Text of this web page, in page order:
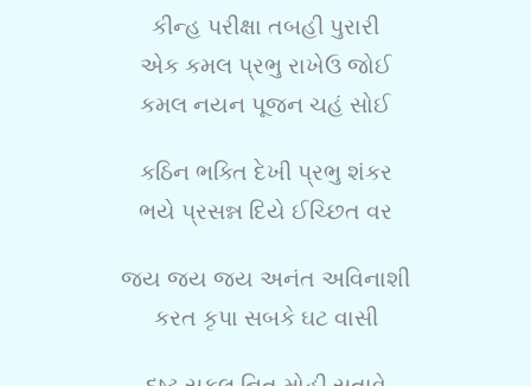
કીન્હ પરીક્ષા તબહી પુરારી
એક કમલ પ્રભુ રાખેઉ જોઈ
કમલ નયન પૂજન ચહં સોઈ
કઠિન ભક્તિ દેખી પ્રભુ શંકર
ભયે પ્રસન્ન દિયે ઈચ્છિત વર
જય જય જય અનંત અવિનાશી
કરત કૃપા સબકે ઘટ વાસી